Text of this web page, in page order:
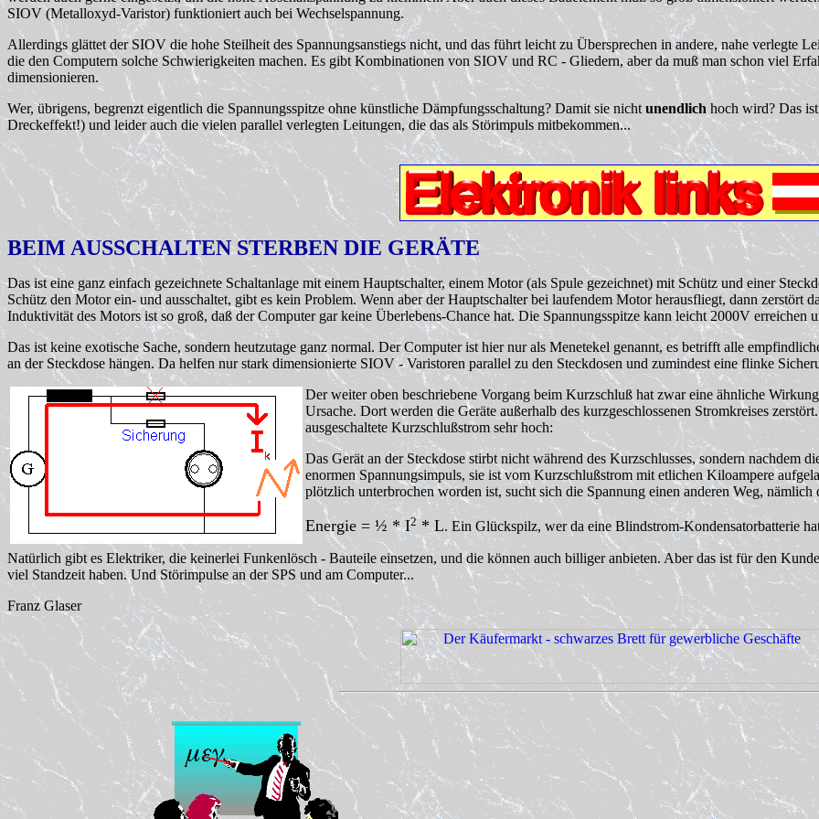
SIOV (Metalloxyd-Varistor) funktioniert auch bei Wechselspannung.
Allerdings glättet der SIOV die hohe Steilheit des Spannungsanstiegs nicht, und das führt leicht zu Übersprechen in andere, nahe verlegte
die den Computern solche Schwierigkeiten machen. Es gibt Kombinationen von SIOV und RC - Gliedern, aber da muß man schon viel
dimensionieren.
Wer, übrigens, begrenzt eigentlich die Spannungsspitze ohne künstliche Dämpfungsschaltung? Damit sie nicht unendlich hoch wird? Das
Dreckeffekt!) und leider auch die vielen parallel verlegten Leitungen, die das als Störimpuls mitbekommen...
BEIM AUSSCHALTEN STERBEN DIE GERÄTE
Das ist eine ganz einfach gezeichnete Schaltanlage mit einem Hauptschalter, einem Motor (als Spule gezeichnet) mit Schütz und einer
Schütz den Motor ein- und ausschaltet, gibt es kein Problem. Wenn aber der Hauptschalter bei laufendem Motor herausfliegt, dann zerstört
Induktivität des Motors ist so groß, daß der Computer gar keine Überlebens-Chance hat. Die Spannungsspitze kann leicht 2000V erreichen
Das ist keine exotische Sache, sondern heutzutage ganz normal. Der Computer ist hier nur als Menetekel genannt, es betrifft alle
an der Steckdose hängen. Da helfen nur stark dimensionierte SIOV - Varistoren parallel zu den Steckdosen und zumindest eine flinke
Der weiter oben beschriebene Vorgang beim Kurzschluß hat zwar eine ähnliche
Ursache. Dort werden die Geräte außerhalb des kurzgeschlossenen Stromkreises
ausgeschaltete Kurzschlußstrom sehr hoch:
Das Gerät an der Steckdose stirbt nicht während des Kurzschlusses, sondern
enormen Spannungsimpuls, sie ist vom Kurzschlußstrom mit etlichen Kiloampere
plötzlich unterbrochen worden ist, sucht sich die Spannung einen anderen Weg, nämlich
Energie = ½ * I2* L. Ein Glückspilz, wer da eine Blindstrom-Kondensatorbatterie
Natürlich gibt es Elektriker, die keinerlei Funkenlösch - Bauteile einsetzen, und die können auch billiger anbieten. Aber das ist für den
viel Standzeit haben. Und Störimpulse an der SPS und am Computer...
Franz Glaser